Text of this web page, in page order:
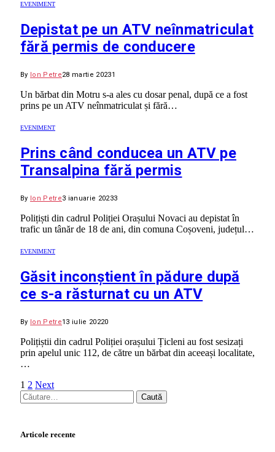
EVENIMENT
Depistat pe un ATV neînmatriculat
fără permis de conducere
By Ion Petre28 martie 20231
Un bărbat din Motru s-a ales cu dosar penal, după ce a fost
prins pe un ATV neînmatriculat și fără…
EVENIMENT
Prins când conducea un ATV pe
Transalpina fără permis
By Ion Petre3 ianuarie 20233
Polițiști din cadrul Poliției Orașului Novaci au depistat în
trafic un tânăr de 18 de ani, din comuna Coșoveni, județul…
EVENIMENT
Găsit inconștient în pădure după
ce s-a răsturnat cu un ATV
By Ion Petre13 iulie 20220
Polițiștii din cadrul Poliției orașului Țicleni au fost sesizați
prin apelul unic 112, de către un bărbat din aceeași localitate,
…
1 2 Next
Caută
după:
Articole recente